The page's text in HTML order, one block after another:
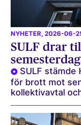
NYHETER, 2026-06-
SULF drar
SULF stämde
för brott mot
kollektivavtal